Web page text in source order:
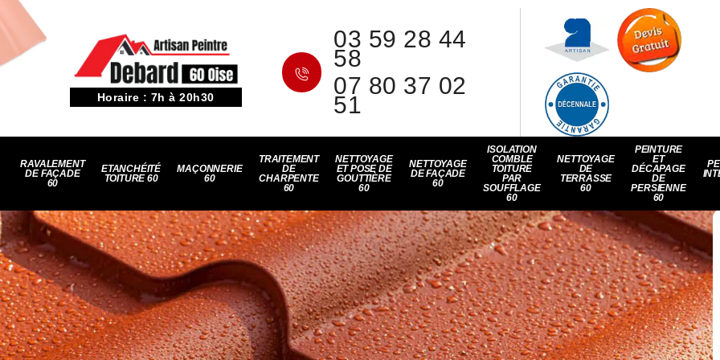
Horaire : 7h à 20h30
03 59 28 44
58
07 80 37 02
51
RAVALEMENT
DE FAÇADE
60
ETANCHÉITÉ
TOITURE 60
MAÇONNERIE
60
TRAITEMENT
DE
CHARPENTE
60
NETTOYAGE
ET POSE DE
GOUTTIÈRE
60
NETTOYAGE
DE FAÇADE
60
ISOLATION
COMBLE
TOITURE
PAR
SOUFFLAGE
60
NETTOYAGE
DE
TERRASSE
60
PEINTURE
ET
DÉCAPAGE
DE
PERSIENNE
60